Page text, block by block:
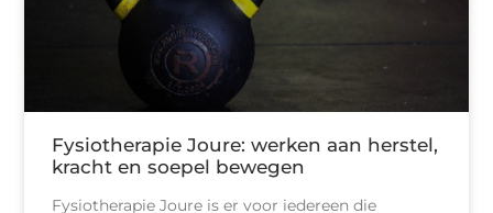
Fysiotherapie Joure: werken aan herstel,
kracht en soepel bewegen
Fysiotherapie Joure is er voor iedereen die